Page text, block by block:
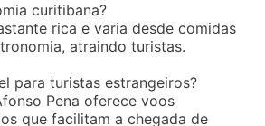
curitibana?
rica e varia desde comidas
atraindo turistas.
para turistas estrangeiros?
Pena oferece voos
que facilitam a chegada de